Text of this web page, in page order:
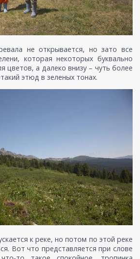
не открывается, но зато все
которая некоторых буквально
цветов, а далеко внизу – чуть более
этюд в зеленых тонах.
к реке, но потом по этой реке
Вот что представляется при слове